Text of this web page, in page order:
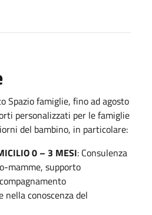
Spazio famiglie, fino ad agosto
personalizzati per le famiglie
del bambino, in particolare:
0 – 3 MESI: Consulenza
mamme, supporto
nella conoscenza del